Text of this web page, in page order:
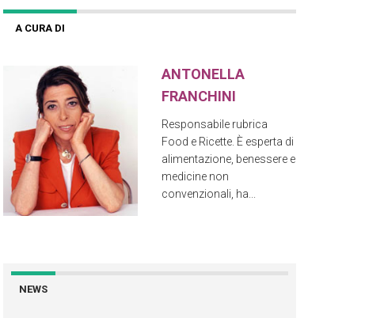
A CURA DI
ANTONELLA
FRANCHINI
Responsabile rubrica
Food e Ricette. È esperta di
alimentazione, benessere e
medicine non
convenzionali, ha...
NEWS